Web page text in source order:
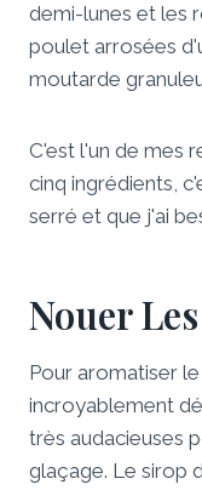
demi-lunes et les
poulet arrosées
moutarde
C'est l'un de mes
cinq ingrédients,
serré et que j'ai
Nouer
Pour aromatiser
incroyablement
très audacieuses
glaçage. Le sirop